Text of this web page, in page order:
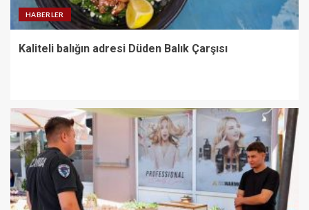
HABERLER
Kaliteli balığın adresi Düden Balık Çarşısı